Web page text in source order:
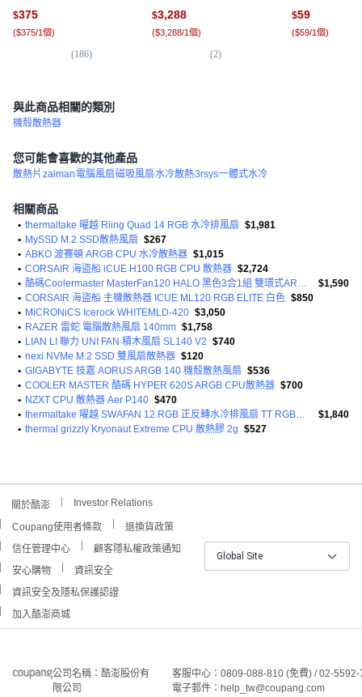
一商品, 1個
$375
($375/1個)
(186)
器 394 x 119 x 27mm, 黑
色, 1個
$3,288
($3,288/1個)
(2)
$59
($59/1個)
與此商品相關的類別
機殼散熱器
您可能會喜歡的其他產品
散熱片 zalman 電腦風扇磁吸風扇水冷散熱3rsys一體式水冷
相關商品
• thermaltake 曜越 Riing Quad 14 RGB 水冷排風扇 $1,981
• MySSD M.2 SSD散熱風扇 $267
• ABKO 波賽頓 ARGB CPU 水冷散熱器 $1,015
• CORSAIR 海盜船 iCUE H100 RGB CPU 散熱器 $2,724
•
酷碼Coolermaster MasterFan120 HALO 黑色3合1組 雙環式ARGB光效(二代)
$1,590
• CORSAIR 海盜船 主機散熱器 ICUE ML120 RGB ELITE 白色 $850
• MiCRONiCS Icerock WHITEMLD-420 $3,050
• RAZER 雷蛇 電腦散熱風扇 140mm $1,758
• LIAN LI 聯力 UNI FAN 積木風扇 SL140 V2 $740
• nexi NVMe M.2 SSD 雙風扇散熱器 $120
• GIGABYTE 技嘉 AORUS ARGB 140 機殼散熱風扇 $536
• COOLER MASTER 酷碼 HYPER 620S ARGB CPU散熱器 $700
• NZXT CPU 散熱器 Aer P140 $470
•
thermaltake 曜越 SWAFAN 12 RGB 正反轉水冷排風扇 TT RGB軟體控制 5V
$1,840
• thermal grizzly Kryonaut Extreme CPU 散熱膠 2g $527
關於酷澎 Investor Relations
Coupang使用者條款
退換貨政策
信任管理中心
顧客隱私權政策通知
安心購物
資訊安全
資訊安全及隱私保護認證
加入酷澎商城
Global Site
公司名稱：酷澎股份有
限公司
客服中心：0809-088-810 (免費) / 02-
電子郵件：help_tw@coupang.com